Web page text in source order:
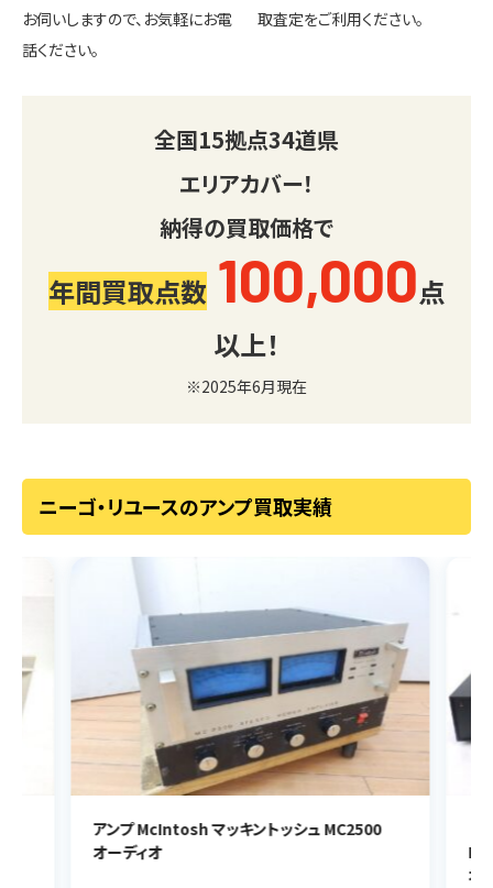
お伺いしますので、お気軽にお電
話ください。
取査定をご利用ください。
全国15拠点34道県
エリアカバー！
納得の買取価格で
年間買取点数 100,000点
以上！
※2025年6月現在
ニーゴ・リユースのアンプ買取実績
アンプ McIntosh マッキントッシュ MC2500
オーディオ
オ